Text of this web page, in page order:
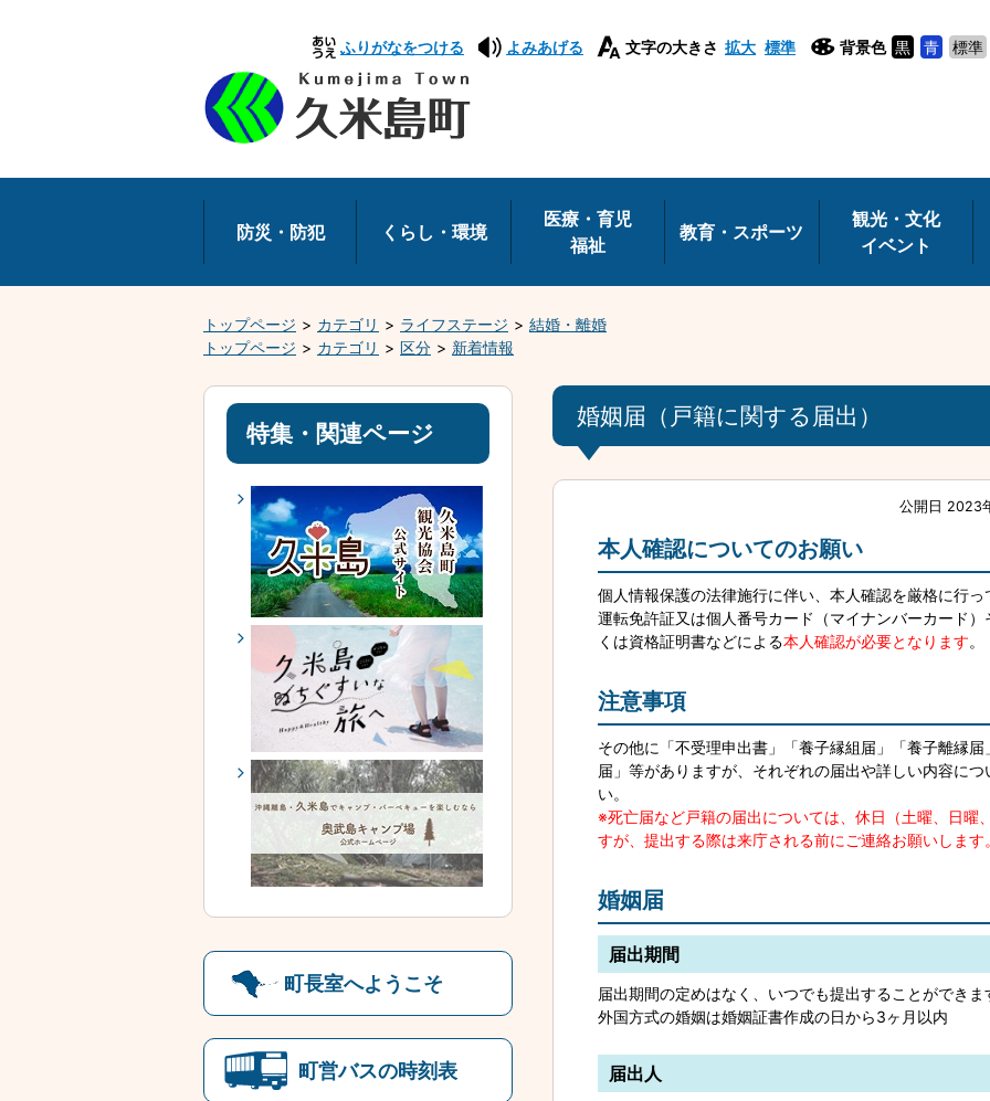
本
文
へ
移
動
ふりがなをつける よみあげる 文字の大きさ 拡大 標準 背景色 黒 青 標準
防災・防犯 くらし・環境
医療・育児
福祉
教育・スポーツ
観光・文化
イベント
トップページ カテゴリ ライフステージ
結婚・離婚
トップページ
カテゴリ 区分 新着情報
婚姻届（戸籍に関する届出）
公開日 2023
本人確認についてのお願い
個人情報保護の法律施行に伴い、本人確認を厳格に行っ
運転免許証又は個人番号カード（マイナンバーカード
くは資格証明書などによる本人確認が必要となります。
注意事項
その他に「不受理申出書」「養子縁組届」「養子離縁
届」等がありますが、それぞれの届出や詳しい内容に
い。
※死亡届など戸籍の届出については、休日（土曜、日曜
すが、提出する際は来庁される前にご連絡お願いします
婚姻届
届出期間
届出期間の定めはなく、いつでも提出することができま
外国方式の婚姻は婚姻証書作成の日から3ヶ月以内
届出人
特集・関連ページ
町長室へようこそ
町営バスの時刻表